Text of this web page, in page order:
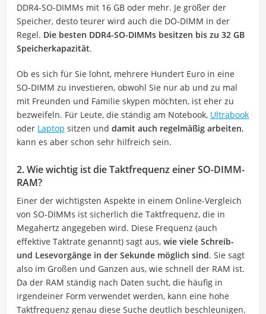
DDR4-SO-DIMMs mit 16 GB oder mehr. Je größer der
Speicher, desto teurer wird auch die DO-DIMM in der
Regel. Die besten DDR4-SO-DIMMs besitzen bis zu 32 GB
Speicherkapazität.
Ob es sich für Sie lohnt, mehrere Hundert Euro in eine
SO-DIMM zu investieren, obwohl Sie nur ab und zu mal
mit Freunden und Familie skypen möchten, ist eher zu
bezweifeln. Für Leute, die ständig am Notebook, Ultrabook
oder Laptop sitzen und damit auch regelmäßig arbeiten,
kann es aber schon sehr hilfreich sein.
2. Wie wichtig ist die Taktfrequenz einer SO-DIMM-
RAM?
Einer der wichtigsten Aspekte in einem Online-Vergleich
von SO-DIMMs ist sicherlich die Taktfrequenz, die in
Megahertz angegeben wird. Diese Frequenz (auch
effektive Taktrate genannt) sagt aus, wie viele Schreib-
und Lesevorgänge in der Sekunde möglich sind. Sie sagt
also im Großen und Ganzen aus, wie schnell der RAM ist.
Da der RAM ständig nach Daten sucht, die häufig in
irgendeiner Form verwendet werden, kann eine hohe
Taktfrequenz genau diese Suche deutlich beschleunigen.